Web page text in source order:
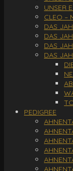
UNSER
CLEO –
DAS
DAS
DAS
DAS
PEDIGREE